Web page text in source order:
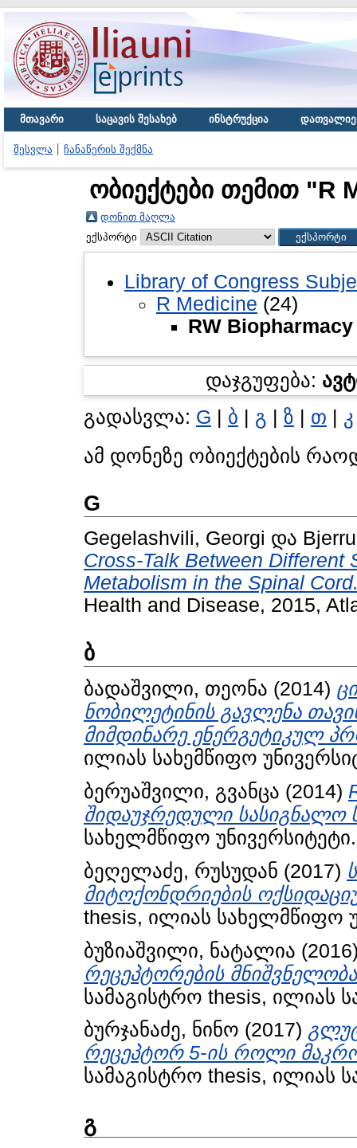
მთავარი საცავის შესახებ ინსტრუქცია
შესვლა ჩანაწერის შექმნა
ობიექტები თემით "R
დონით მაღლა
ექსპორტი
Library of Congress
R Medicine (24)
RW Biopharmacy
დაჯგუფება:
გადასვლა: G | ბ | გ | ზ | თ | კ
ამ დონეზე ობიექტების
G
Gegelashvili, Georgi და
Cross-Talk Between Different
Metabolism in the Spinal
Health and Disease, 2015,
ბ
ბადაშვილი, თეონა (2014)
ნობილეტინის გავლენა
მიმდინარე ენერგეტიკულ
ილიას სახემწიფო
ბერუაშვილი, გვანცა (2014)
შიდაუჯრედული სასიგნალო
სახელმწიფო უნივერსიტეტი.
ბეღელაძე, რუსუდან (2017)
მიტოქონდრიების
thesis, ილიას სახელმწიფო
ბუზიაშვილი, ნატალია
რეცეპტორების
სამაგისტრო thesis, ილიას
ბურჯანაძე, ნინო (2017)
რეცეპტორ 5-ის როლი
სამაგისტრო thesis, ილიას
გ